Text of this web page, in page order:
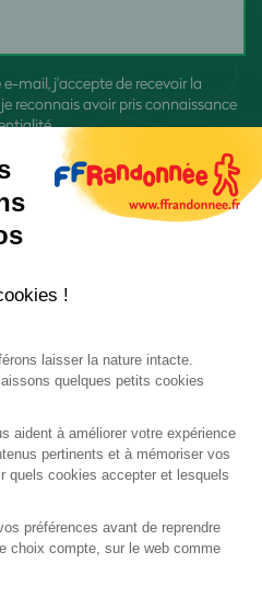
mail, j'accepte de recevoir la
reconnais avoir pris connaissance
des données
confidentialité
!
laisser la nature intacte.
quelques petits cookies
aident à améliorer votre expérience
pertinents et à mémoriser vos
quels cookies accepter et lesquels
préférences avant de reprendre
choix compte, sur le web comme